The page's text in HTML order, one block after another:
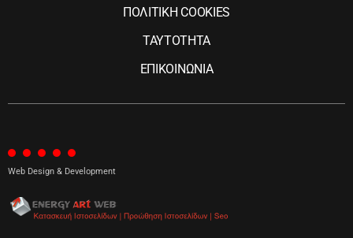
ΠΟΛΙΤΙΚΗ COOKIES
ΤΑΥΤΟΤΗΤΑ
ΕΠΙΚΟΙΝΩΝΙΑ
Web Design & Development